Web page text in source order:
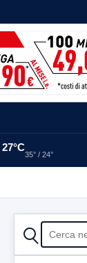
27°C
35° / 24°
CERCA